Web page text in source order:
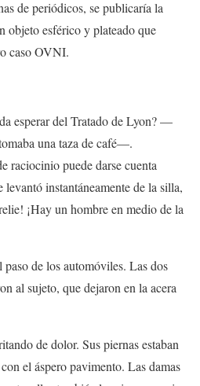
de periódicos, se publicaría la
objeto esférico y plateado que
caso OVNI.
esperar del Tratado de Lyon? —
una taza de café—.
raciocinio puede darse cuenta
instantáneamente de la silla,
¡Hay un hombre en medio de la
de los automóviles. Las dos
al sujeto, que dejaron en la acera
de dolor. Sus piernas estaban
el áspero pavimento. Las damas